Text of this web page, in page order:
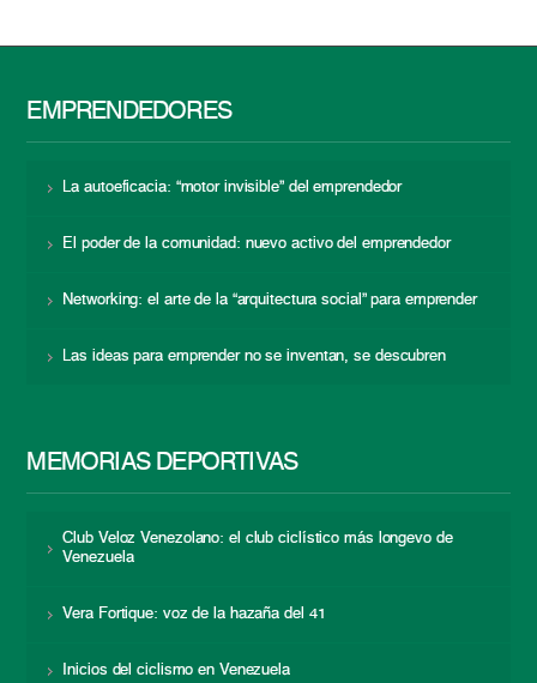
EMPRENDEDORES
La autoeficacia: “motor invisible” del emprendedor
El poder de la comunidad: nuevo activo del emprendedor
Networking: el arte de la “arquitectura social” para emprender
Las ideas para emprender no se inventan, se descubren
MEMORIAS DEPORTIVAS
Club Veloz Venezolano: el club ciclístico más longevo de
Venezuela
Vera Fortique: voz de la hazaña del 41
Inicios del ciclismo en Venezuela